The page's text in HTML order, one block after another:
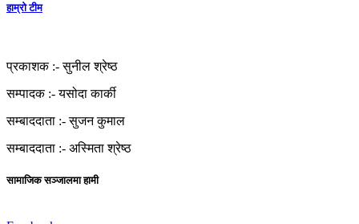
हाम्रो टीम
प्रकाशक :-सुनील श्रेष्ठ
सम्पादक :-यसोदा कार्की
सम्बाददाता :-सुजन कुमाल
सम्बाददाता :- अस्मिता श्रेष्ठ
सामाजिक सञ्जालमा हामी